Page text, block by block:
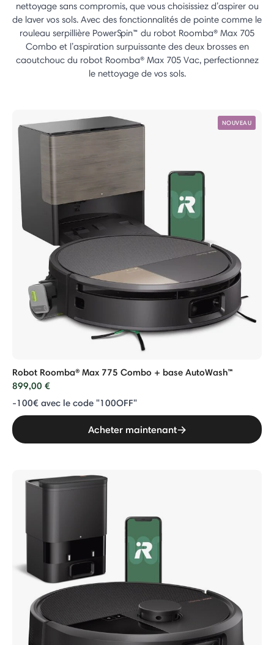
nettoyage sans compromis, que vous choisissiez d’aspirer ou
de laver vos sols. Avec des fonctionnalités de pointe comme le
rouleau serpillière PowerSpin™ du robot Roomba® Max 705
Combo et l’aspiration surpuissante des deux brosses en
caoutchouc du robot Roomba® Max 705 Vac, perfectionnez
le nettoyage de vos sols.
NOUVEAU
Robot Roomba® Max 775 Combo + base AutoWash™
899,00 €
-100€ avec le code "100OFF"
Acheter maintenant